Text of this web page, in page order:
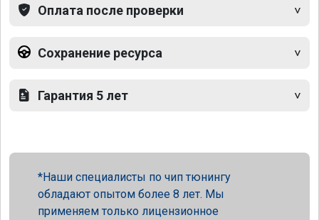
Оплата после проверки
Сохранение ресурса
Гарантия 5 лет
Наши специалисты по чип тюнингу
обладают опытом более 8 лет. Мы
применяем только лицензионное